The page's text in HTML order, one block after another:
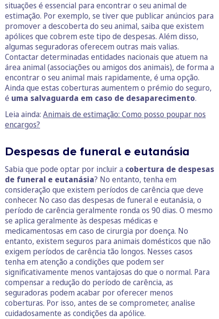
situações é essencial para encontrar o seu animal de
estimação. Por exemplo, se tiver que publicar anúncios para
promover a descoberta do seu animal, saiba que existem
apólices que cobrem este tipo de despesas. Além disso,
algumas seguradoras oferecem outras mais valias.
Contactar determinadas entidades nacionais que atuem na
área animal (associações ou amigos dos animais), de forma a
encontrar o seu animal mais rapidamente, é uma opção.
Ainda que estas coberturas aumentem o prémio do seguro,
é uma salvaguarda em caso de desaparecimento.
Leia ainda: Animais de estimação: Como posso poupar nos
encargos?
Despesas de funeral e eutanásia
Sabia que pode optar por incluir a cobertura de despesas
de funeral e eutanásia? No entanto, tenha em
consideração que existem períodos de carência que deve
conhecer. No caso das despesas de funeral e eutanásia, o
período de carência geralmente ronda os 90 dias. O mesmo
se aplica geralmente às despesas médicas e
medicamentosas em caso de cirurgia por doença. No
entanto, existem seguros para animais domésticos que não
exigem períodos de carência tão longos. Nesses casos
tenha em atenção a condições que podem ser
significativamente menos vantajosas do que o normal. Para
compensar a redução do período de carência, as
seguradoras podem acabar por oferecer menos
coberturas. Por isso, antes de se comprometer, analise
cuidadosamente as condições da apólice.